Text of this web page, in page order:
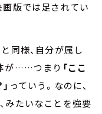
画版では足されてい
同様、自分が属し
が……つまり 「ここ
っていう。なのに、
みたいなことを強要